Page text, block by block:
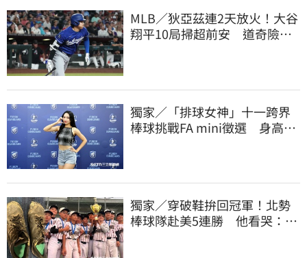
MLB／狄亞茲連2天放火！大谷
翔平10局掃超前安 道奇險逃9
獨家／「排球女神」十一跨界
棒球挑戰FA mini徵選 身高
獨家／穿破鞋拚回冠軍！北勢
棒球隊赴美5連勝 他看哭：台